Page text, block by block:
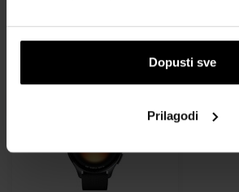
Dopusti sve
Prilagodi
78,00 €